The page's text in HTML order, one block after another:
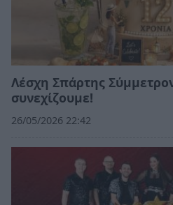
Λέσχη Σπάρτης
συνεχίζουμε!
26/05/2026 22:42